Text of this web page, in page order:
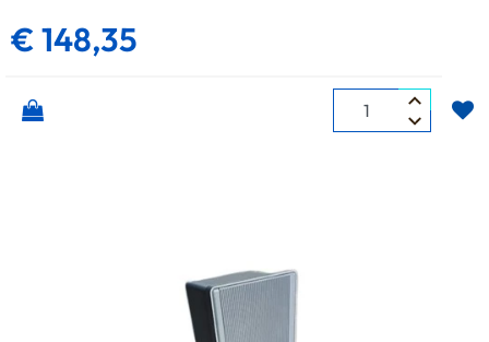
€ 148,35
Quantità